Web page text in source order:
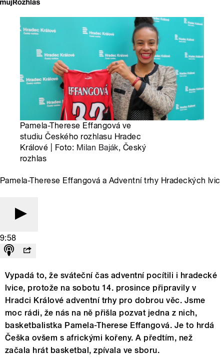
Pamela-Therese Effangová ve
studiu Českého rozhlasu Hradec
Králové | Foto: Milan Baják, Český
rozhlas
Pamela-Therese Effangová a Adventní trhy Hradeckých lvic
9:58
Vypadá to, že sváteční čas adventní pocítili i hradecké
lvice, protože na sobotu 14. prosince připravily v
Hradci Králové adventní trhy pro dobrou věc. Jsme
moc rádi, že nás na ně přišla pozvat jedna z nich,
basketbalistka Pamela-Therese Effangová. Je to hrdá
Češka ovšem s africkými kořeny. A předtím, než
začala hrát basketbal, zpívala ve sboru.